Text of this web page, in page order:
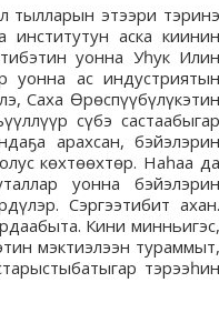
тылларын этээри тэринэ
аска киинин
уонна Уһук Илин
уонна ас индустриятын
Саха Өрөспүүбүлүкэтин
сүбэ састаабыгар
арахсан, бэйэлэрин
көхтөөхтөр. Наһаа да
уонна бэйэлэрин
Сэргээтибит ахан.
Кини минньигэс,
мэктиэлээн тураммыт,
тэрээһин